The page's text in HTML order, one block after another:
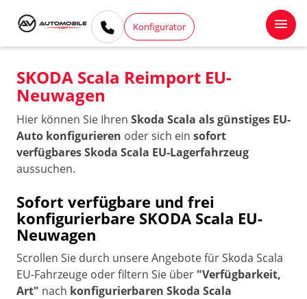
Konfigurator
SKODA Scala Reimport EU-
Neuwagen
Hier können Sie Ihren Skoda Scala als günstiges EU-
Auto konfigurieren oder sich ein sofort
verfügbares Skoda Scala EU-Lagerfahrzeug
aussuchen.
Sofort verfügbare und frei
konfigurierbare SKODA Scala EU-
Neuwagen
Scrollen Sie durch unsere Angebote für Skoda Scala
EU-Fahrzeuge oder filtern Sie über "Verfügbarkeit,
Art" nach konfigurierbaren Skoda Scala